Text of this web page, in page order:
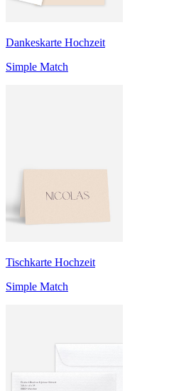
Dankeskarte Hochzeit
Simple Match
Tischkarte Hochzeit
Simple Match